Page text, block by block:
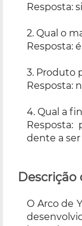
Resposta:
2. Qual o
Resposta:
3. Produto
Resposta:
4. Qual a
Resposta:
dente a
O Arco de